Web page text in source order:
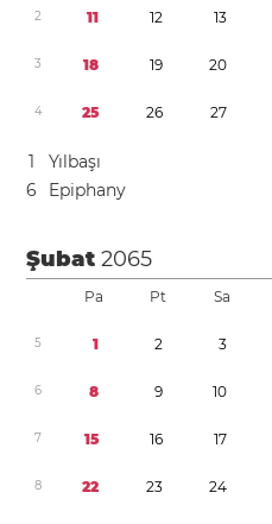
2 11 12 13
3 18 19 20
4 25 26 27
1
Yılbaşı
6
Epiphany
Şubat2065
Pa Pt Sa
5 1 2 3
6 8 9 10
7 15 16 17
8 22 23 24